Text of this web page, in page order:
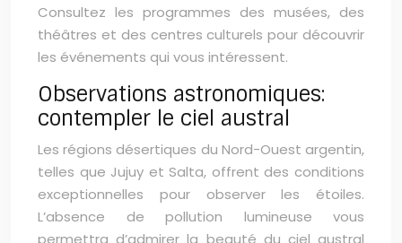
Consultez les programmes des musées, des
théâtres et des centres culturels pour découvrir
les événements qui vous intéressent.
Observations astronomiques:
contempler le ciel austral
Les régions désertiques du Nord-Ouest argentin,
telles que Jujuy et Salta, offrent des conditions
exceptionnelles pour observer les étoiles.
L’absence de pollution lumineuse vous
permettra d’admirer la beauté du ciel austral